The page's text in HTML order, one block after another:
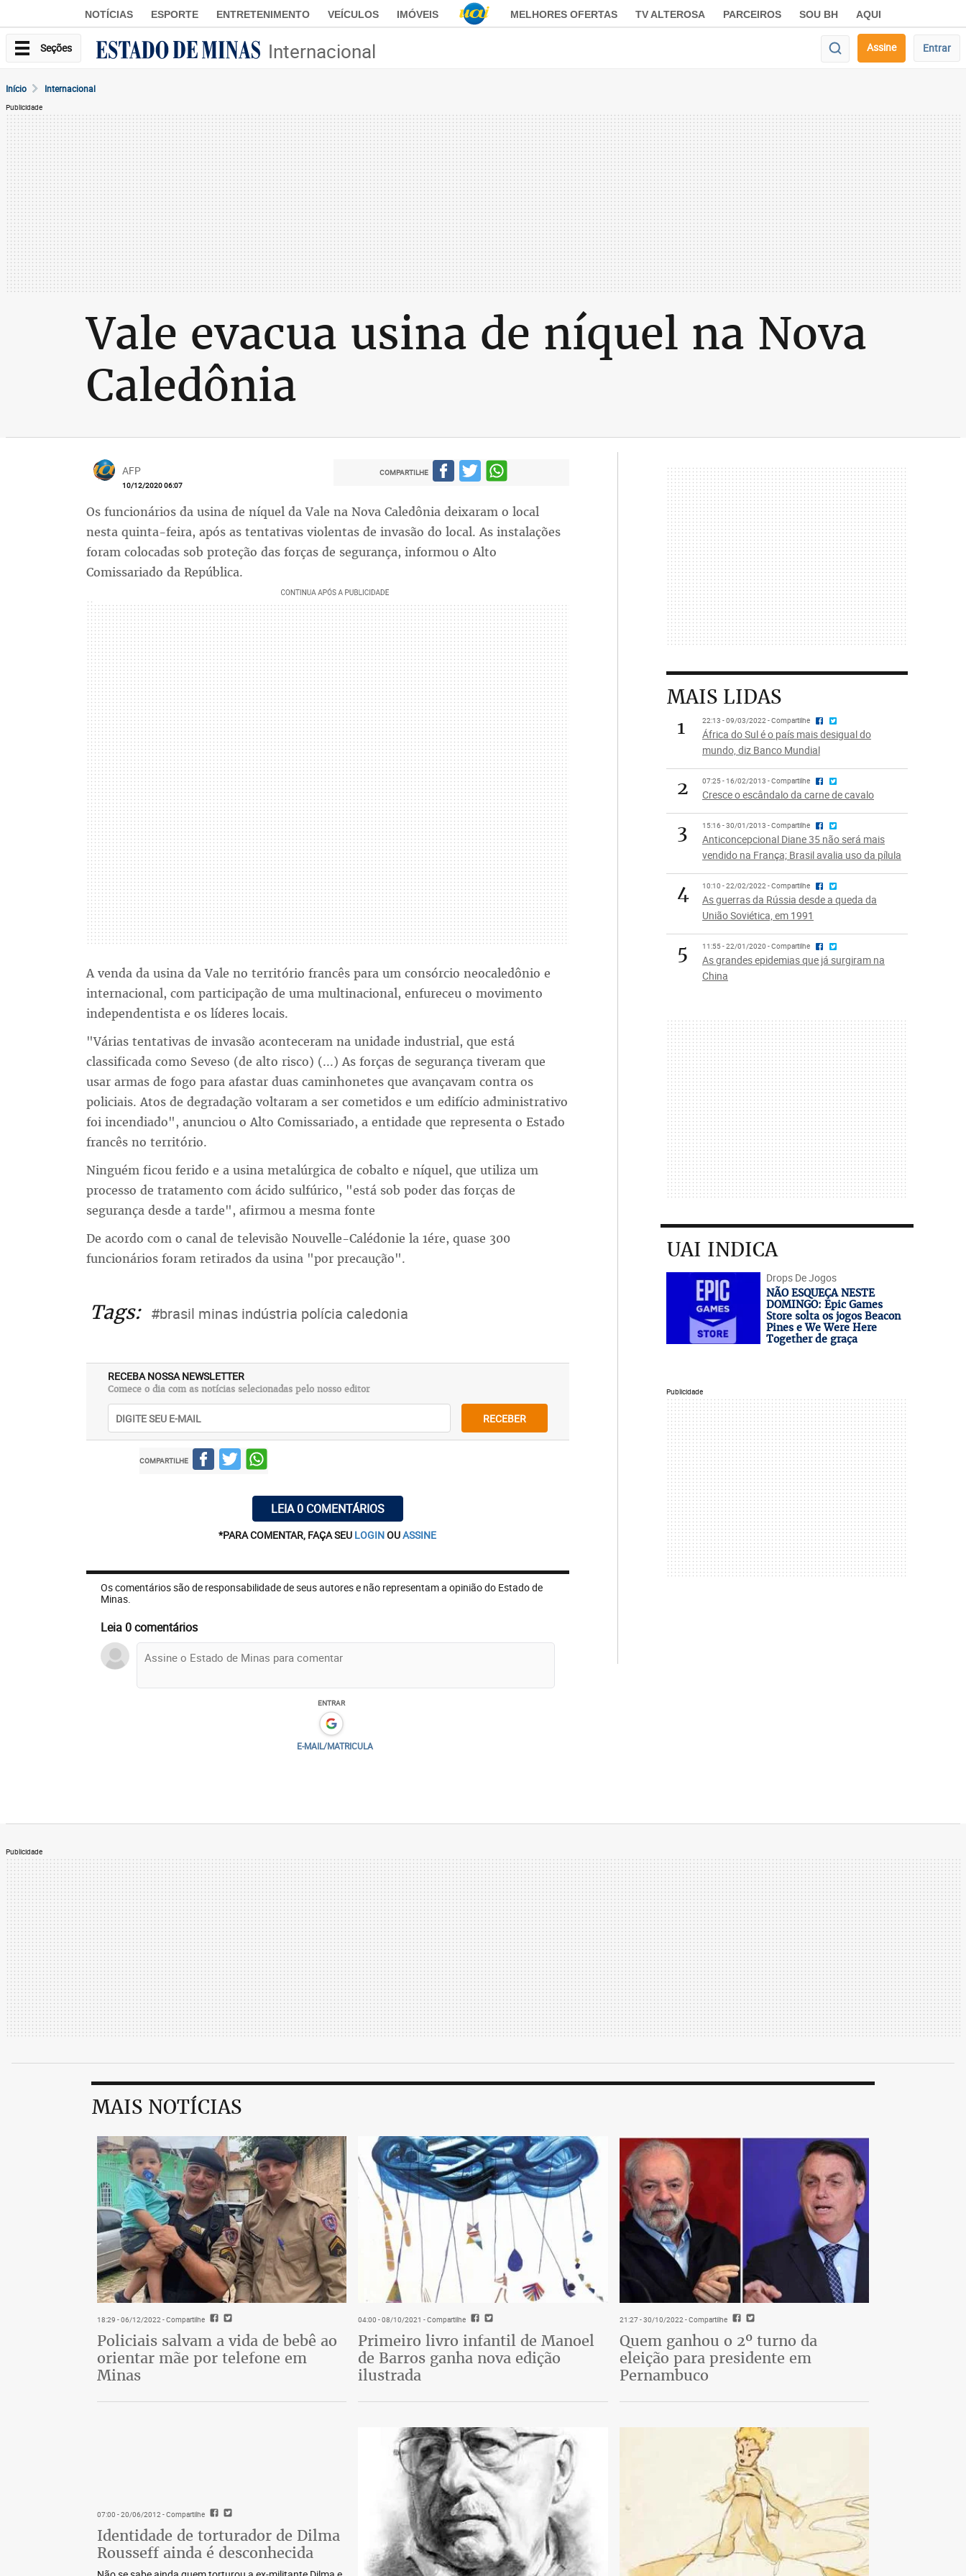
NOTÍCIAS ESPORTE ENTRETENIMENTO VEÍCULOS IMÓVEIS MELHORES OFERTAS TV ALTEROSA PARCEIROS SOU BH AQUI
Seções Internacional Assine Entrar
Início Internacional
Publicidade
Vale evacua usina de níquel na Nova
Caledônia
AFP
10/12/2020 06:07
COMPARTILHE
Os funcionários da usina de níquel da Vale na Nova Caledônia deixaram o local
nesta quinta-feira, após as tentativas violentas de invasão do local. As instalações
foram colocadas sob proteção das forças de segurança, informou o Alto
Comissariado da República.
A venda da usina da Vale no território francês para um consórcio neocaledônio e
internacional, com participação de uma multinacional, enfureceu o movimento
independentista e os líderes locais.
"Várias tentativas de invasão aconteceram na unidade industrial, que está
classificada como Seveso (de alto risco) (...) As forças de segurança tiveram que
usar armas de fogo para afastar duas caminhonetes que avançavam contra os
policiais. Atos de degradação voltaram a ser cometidos e um edifício administrativo
foi incendiado", anunciou o Alto Comissariado, a entidade que representa o Estado
francês no território.
Ninguém ficou ferido e a usina metalúrgica de cobalto e níquel, que utiliza um
processo de tratamento com ácido sulfúrico, "está sob poder das forças de
segurança desde a tarde", afirmou a mesma fonte
De acordo com o canal de televisão Nouvelle-Calédonie la 1ére, quase 300
funcionários foram retirados da usina "por precaução".
Tags: #brasil minas indústria polícia caledonia
RECEBA NOSSA NEWSLETTER
Comece o dia com as notícias selecionadas pelo nosso editor
RECEBER
COMPARTILHE
LEIA 0 COMENTÁRIOS
*PARA COMENTAR, FAÇA SEU LOGINOUASSINE
Os comentários são de responsabilidade de seus autores e não representam a opinião do Estado de
Minas.
Leia 0 comentários
ENTRAR
E-MAIL/MATRICULA
MAIS LIDAS
1
22:13 - 09/03/2022 - Compartilhe
África do Sul é o país mais desigual do
mundo, diz Banco Mundial
2 07:25 - 16/02/2013 - Compartilhe
Cresce o escândalo da carne de cavalo
3 15:16 - 30/01/2013 - Compartilhe
Anticoncepcional Diane 35 não será mais
vendido na França; Brasil avalia uso da pílula
4 10:10 - 22/02/2022 - Compartilhe
As guerras da Rússia desde a queda da
União Soviética, em 1991
5 11:55 - 22/01/2020 - Compartilhe
As grandes epidemias que já surgiram na
China
UAI INDICA
Drops De Jogos
NÃO ESQUEÇA NESTE
DOMINGO: Epic Games
Store solta os jogos Beacon
Pines e We Were Here
Together de graça
Publicidade
Publicidade
MAIS NOTÍCIAS
18:29 - 06/12/2022- Compartilhe
Policiais salvam a vida de bebê ao
orientar mãe por telefone em
Minas
04:00 - 08/10/2021 - Compartilhe
Primeiro livro infantil de Manoel
de Barros ganha nova edição
ilustrada
21:27 - 30/10/2022- Compartilhe
Quem ganhou o 2º turno da
eleição para presidente em
Pernambuco
07:00 - 20/06/2012- Compartilhe
Identidade de torturador de Dilma
Rousseff ainda é desconhecida